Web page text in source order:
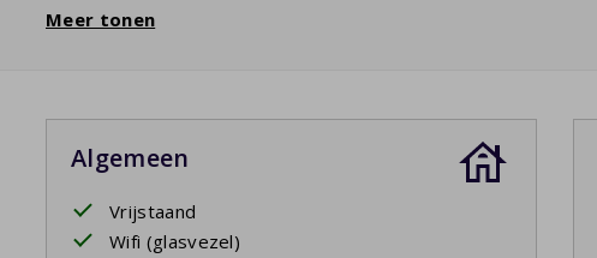
schuifdeuren op het
Meer tonen
Algemeen
Vrijstaand
Wifi (glasvezel)